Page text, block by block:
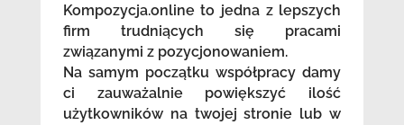
Kompozycja.online to jedna z lepszych
firm trudniących się pracami
związanymi z pozycjonowaniem.
Na samym początku współpracy damy
ci zauważalnie powiększyć ilość
użytkowników na twojej stronie lub w